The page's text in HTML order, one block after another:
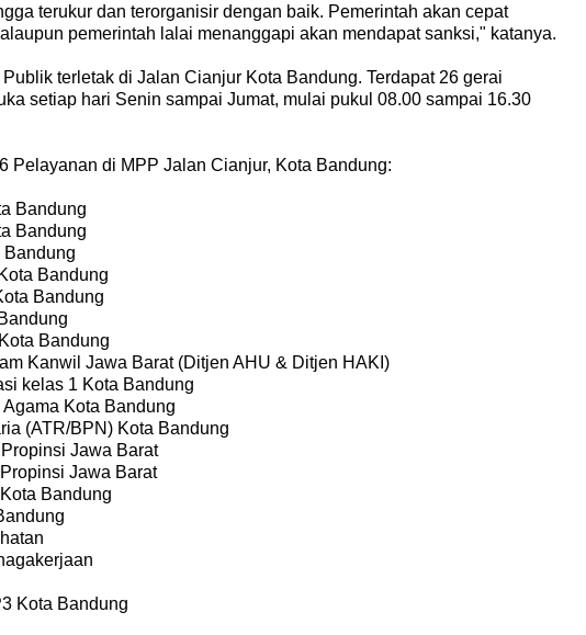
terukur dan terorganisir dengan baik. Pemerintah akan cepat
pemerintah lalai menanggapi akan mendapat sanksi," katanya.
terletak di Jalan Cianjur Kota Bandung. Terdapat 26 gerai
setiap hari Senin sampai Jumat, mulai pukul 08.00 sampai 16.30
Pelayanan di MPP Jalan Cianjur, Kota Bandung:
Bandung
Bandung
Bandung
Bandung
Bandung
Kanwil Jawa Barat (Ditjen AHU & Ditjen HAKI)
kelas 1 Kota Bandung
Kota Bandung
(ATR/BPN) Kota Bandung
Jawa Barat
Jawa Barat
Bandung
Kota Bandung